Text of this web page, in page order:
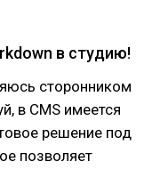
в студию!
сторонником
в CMS имеется
решение под
позволяет